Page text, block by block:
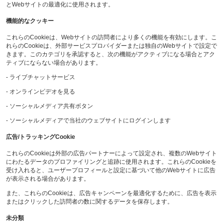
とWebサイトの最適化に使用されます。
機能的なクッキー
これらのCookieは、Webサイトの訪問者により多くの機能を有効にします。こ
れらのCookieは、外部サービスプロバイダーまたは独自のWebサイトで設定で
きます。このカテゴリを承認すると、次の機能がアクティブになる場合とアク
ティブにならない場合があります。
- ライブチャットサービス
- オンラインビデオを見る
- ソーシャルメディア共有ボタン
- ソーシャルメディアで当社のウェブサイトにログインします
広告/トラッキングCookie
これらのCookieは外部の広告パートナーによって設定され、複数のWebサイト
にわたるデータのプロファイリングと追跡に使用されます。これらのCookieを
受け入れると、ユーザープロフィールと設定に基づいて他のWebサイトに広告
が表示される場合があります。
また、これらのCookieは、広告キャンペーンを最適化するために、広告を表示
またはクリックした訪問者の数に関するデータを保存します。
未分類